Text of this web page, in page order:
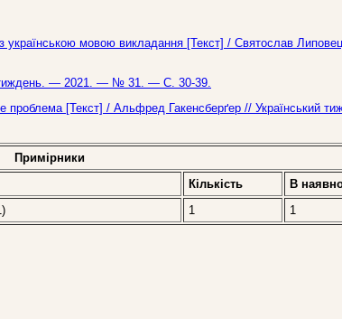
з українською мовою викладання [Текст] / Святослав
тиждень. — 2021. — № 31. — С. 30-39.
проблема [Текст] / Альфред Гакенсберґер // Український
Примірники
Кількість
В
1 1